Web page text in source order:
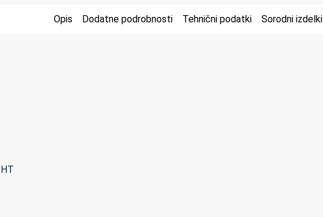
Opis Dodatne podrobnosti Tehnični podatki Sorodni izdelki